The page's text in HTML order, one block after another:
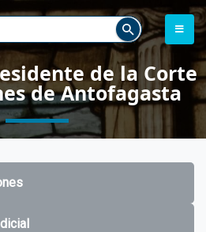
de la Corte
de Antofagasta